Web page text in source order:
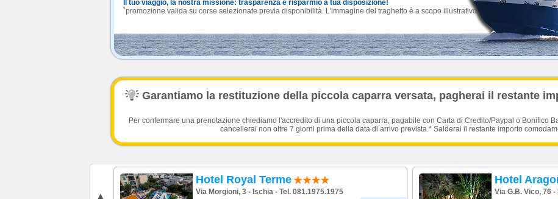
Il tuo viaggio, la nostra missione: trasparenza e risparmio a tua disposizione!
*promozione valida su corse selezionate previa disponibilità. L'immagine del traghetto è a scopo illustrativo.
Garantiamo la restituzione della piccola caparra versata, pagherai il restante
Per confermare una prenotazione chiediamo l'accredito di una piccola caparra, pagabile con Carta di Credito/Paypal o Bonifico
cancellerai non oltre 7 giorni prima della data di arrivo prevista.* Salderai il restante importo
Hotel Royal Terme
Via Morgioni, 3 - Ischia - Tel. 081.1975.1975
Hotel
Via G.B. Vico, 76